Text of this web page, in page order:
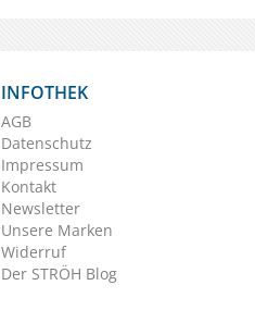
INFOTHEK
AGB
Datenschutz
Impressum
Kontakt
Newsletter
Unsere Marken
Widerruf
Der STRÖH Blog